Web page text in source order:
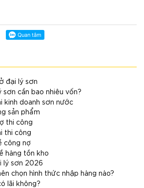
đại lý sơn
sơn cần bao nhiêu vốn?
kinh doanh sơn nước
sản phẩm
thi công
thi công
công nợ
hàng tồn kho
lý sơn 2026
chọn hình thức nhập hàng nào?
lãi không?